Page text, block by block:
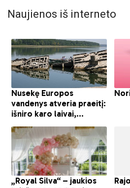
Naujienos iš interneto